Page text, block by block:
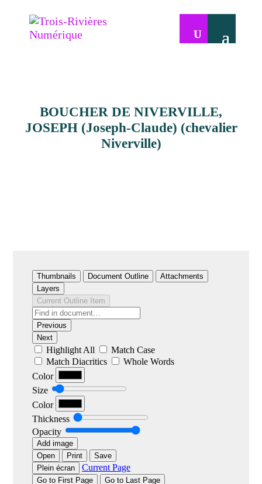
BOUCHER DE NIVERVILLE,
JOSEPH (Joseph-Claude) (chevalier
Niverville)